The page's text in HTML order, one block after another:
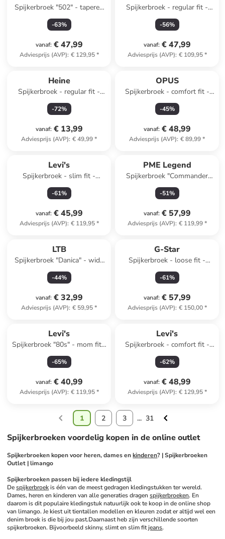
Spijkerbroek "502" - tapered
fit - donkerblauw
-63%
vanaf: € 47,99
Adviesprijs (AVP): € 129,95*
Spijkerbroek - regular fit -
donkerblauw
-56%
vanaf: € 47,99
Adviesprijs (AVP): € 109,95*
Heine
Spijkerbroek - regular fit -
donkerblauw
-72%
vanaf: € 13,99
Adviesprijs (AVP): € 49,99*
OPUS
Spijkerbroek - comfort fit -
blauw
-45%
vanaf: € 48,99
Adviesprijs (AVP): € 89,99*
Levi's
Spijkerbroek - slim fit -
antraciet
-61%
vanaf: € 45,99
Adviesprijs (AVP): € 119,95*
PME Legend
Spijkerbroek "Commander
3.0" - relaxed fit -
donkerblauw
-51%
vanaf: € 57,99
Adviesprijs (AVP): € 119,99*
LTB
Spijkerbroek "Danica" - wide
leg - blauw
-44%
vanaf: € 32,99
Adviesprijs (AVP): € 59,95*
G-Star
Spijkerbroek - loose fit -
blauw
-61%
vanaf: € 57,99
Adviesprijs (AVP): € 150,00*
Levi's
Spijkerbroek "80s" - mom fit -
blauw
-65%
vanaf: € 40,99
Adviesprijs (AVP): € 119,95*
Levi's
Spijkerbroek - comfort fit -
donkerblauw
-62%
vanaf: € 48,99
Adviesprijs (AVP): € 129,95*
1 2 3 ... 31
Spijkerbroeken voordelig kopen in de online outlet
Spijkerbroeken kopen voor heren, dames en kinderen? | Spijkerbroeken
Outlet | limango
Spijkerbroeken passen bij iedere kledingstijl
De spijkerbroek is één van de meest gedragen kledingstukken ter wereld.
Dames, heren en kinderen van alle generaties dragen spijkerbroeken. En
daarom is dit populaire kledingstuk natuurlijk ook te koop in de online shop
van limango. Je kiest uit tientallen modellen en kleuren zodat er altijd wel een
denim broek is die bij jou past.Daarnaast heb zijn verschillende soorten
spijkerbroeken. Bijvoorbeeld skinny, slimt en slim fit jeans.